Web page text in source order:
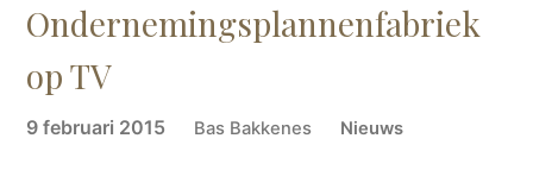
Ondernemingsplannenfabriek
op TV
9 februari 2015 Bas Bakkenes Nieuws